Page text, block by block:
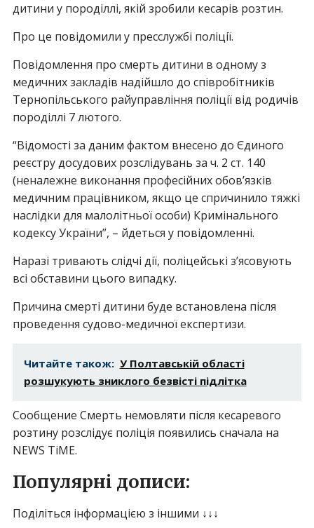
дитини у породіллі, якій зробили кесарів розтин.
Про це повідомили у пресслужбі поліції.
Повідомлення про смерть дитини в одному з
медичних закладів надійшло до співробітників
Тернопільського райуправління поліції від родичів
породіллі 7 лютого.
“Відомості за даним фактом внесено до Єдиного
реєстру досудових розслідувань за ч. 2 ст. 140
(неналежне виконання професійних обов’язків
медичним працівником, якщо це спричинило тяжкі
наслідки для малолітньої особи) Кримінального
кодексу України”, – йдеться у повідомленні.
Наразі тривають слідчі дії, поліцейські з’ясовують
всі обставини цього випадку.
Причина смерті дитини буде встановлена після
проведення судово-медичної експертизи.
Читайте також: У Полтавській області
розшукують зниклого безвісті підлітка
Сообщение Смерть немовляти після кесаревого
розтину розслідує поліція появились сначала на
NEWS TiME.
Популярні дописи:
Поділіться інформацією з іншими ↓↓↓